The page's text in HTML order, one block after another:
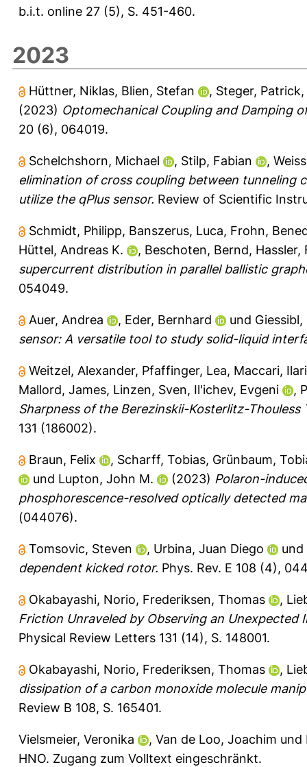
b.i.t. online 27 (5), S. 451-460.
2023
Hüttner, Niklas, Blien, Stefan , Steger, Patrick,
(2023) Optomechanical Coupling and Damping
20 (6), 064019.
Schelchshorn, Michael , Stilp, Fabian ,
elimination of cross coupling between
utilize the qPlus sensor. Review of Scientific
Schmidt, Philipp, Banszerus, Luca, Frohn,
Hüttel, Andreas K.
, Beschoten, Bernd, Hassler,
supercurrent distribution in parallel ballistic
054049.
Auer, Andrea , Eder, Bernhard und
sensor: A versatile tool to study solid-liquid
Weitzel, Alexander, Pfaffinger, Lea, Maccari,
Mallord, James, Linzen, Sven, Il'ichev, Evgeni ,
Sharpness of the Berezinskii-Kosterlitz-
131 (186002).
Braun, Felix , Scharff, Tobias, Grünbaum,
und Lupton, John M. (2023) Polaron-
phosphorescence-resolved optically detected
(044076).
Tomsovic, Steven , Urbina, Juan Diego
und
dependent kicked rotor. Phys. Rev. E 108 (4),
Okabayashi, Norio, Frederiksen, Thomas ,
Friction Unraveled by Observing an
Physical Review Letters 131 (14), S. 148001.
Okabayashi, Norio, Frederiksen, Thomas ,
dissipation of a carbon monoxide molecule
Review B 108, S. 165401.
Vielsmeier, Veronika , Van de Loo, Joachim und
HNO. Zugang zum Volltext eingeschränkt.